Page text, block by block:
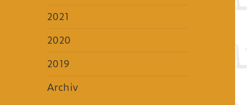
2021
2020
2019
Archiv